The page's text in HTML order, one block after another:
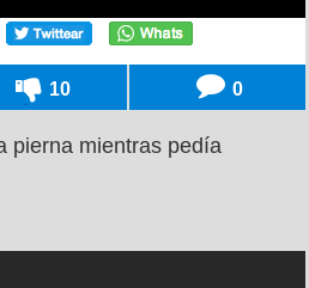
10 0
pierna mientras pedía